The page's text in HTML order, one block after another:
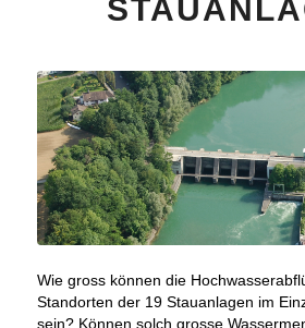
Wie gross können die
Standorten der 19 Stauanlagen im
sein? Können solch grosse